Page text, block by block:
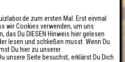
zum ersten Mal. Erst einmal
wir Cookies verwenden, um uns
das Du DIESEN Hinweis hier gelesen
lesen und schließen musst. Wenn Du
Du hier zu unserer
unsere Seite besuchst, erklärst Du Dich